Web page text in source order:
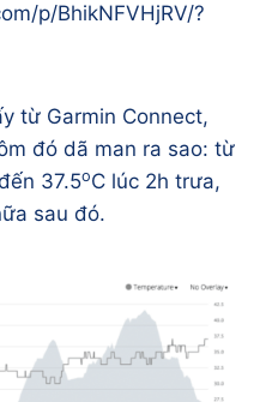
p/BhikNFVHjRV/?
từ Garmin Connect,
đó dã man ra sao: từ
37.5oC lúc 2h trưa,
sau đó.